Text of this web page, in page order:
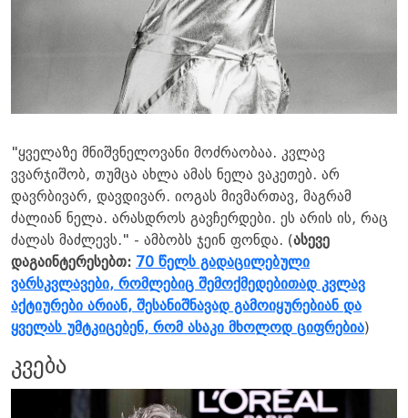
"ყველაზე მნიშვნელოვანი მოძრაობაა. კვლავ
ვვარჯიშობ, თუმცა ახლა ამას ნელა ვაკეთებ. არ
დავრბივარ, დავდივარ. იოგას მივმართავ, მაგრამ
ძალიან ნელა. არასდროს გავჩერდები. ეს არის ის, რაც
ძალას მაძლევს." - ამბობს ჯეინ ფონდა. (ასევე
დაგაინტერესებთ: 70 წელს გადაცილებული
ვარსკვლავები, რომლებიც შემოქმედებითად კვლავ
აქტიურები არიან, შესანიშნავად გამოიყურებიან და
ყველას უმტკიცებენ, რომ ასაკი მხოლოდ ციფრებია)
კვება